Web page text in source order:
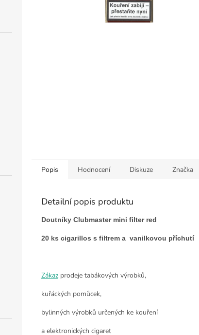
Popis Hodnocení Diskuze Značka
Detailní popis produktu
Doutníky Clubmaster mini filter red
20 ks cigarillos s filtrem a vanilkovou příchutí
Zákaz prodeje tabákových výrobků,
kuřáckých pomůcek,
bylinných výrobků určených ke kouření
a elektronických cigaret